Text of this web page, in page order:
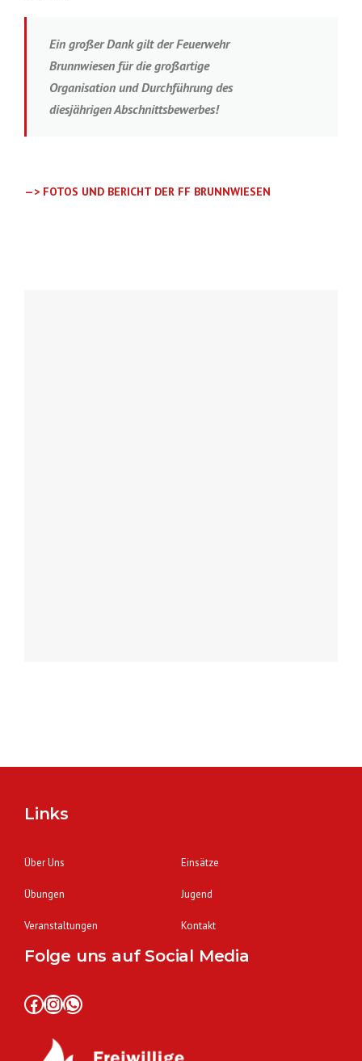
Ein großer Dank gilt der Feuerwehr
Brunnwiesen für die großartige
Organisation und Durchführung des
diesjährigen Abschnittsbewerbes!
—> FOTOS UND BERICHT DER FF BRUNNWIESEN
Links
Über Uns Einsätze
Übungen Jugend
Veranstaltungen Kontakt
Folge uns auf Social Media
Facebook InstagramWhatsApp